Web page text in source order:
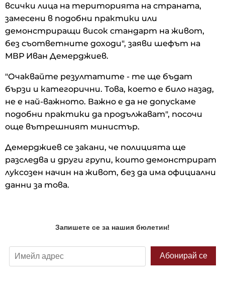
всички лица на територията на страната,
замесени в подобни практики или
демонстриращи висок стандарт на живот,
без съответните доходи", заяви шефът на
МВР Иван Демерджиев.
"Очаквайте резултатите - те ще бъдат
бързи и категорични. Това, което е било назад,
не е най-важното. Важно е да не допускаме
подобни практики да продължават", посочи
още вътрешният министър.
Демерджиев се закани, че полицията ще
разследва и други групи, които демонстрират
луксозен начин на живот, без да има официални
данни за това.